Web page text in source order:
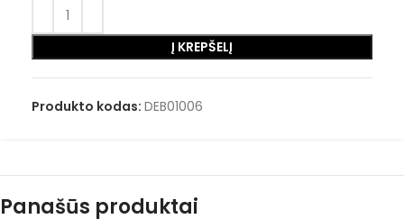
Į KREPŠELĮ
Produkto kodas: DEB01006
Panašūs produktai